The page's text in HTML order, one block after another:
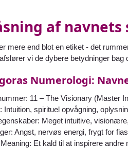
af
mere end blot en etiket - det
vi de dybere betydninger
Numerologi:
11 – The Visionary (Master
Intuition, spirituel opvågning,
Meget intuitive,
Angst, nervøs energi, frygt for
Et kald til at inspirere